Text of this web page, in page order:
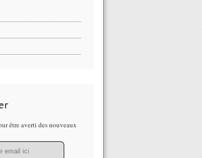
être averti des nouveaux